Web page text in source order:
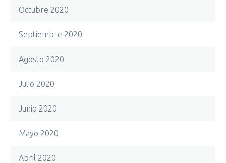
Octubre 2020
Septiembre 2020
Agosto 2020
Julio 2020
Junio 2020
Mayo 2020
Abril 2020